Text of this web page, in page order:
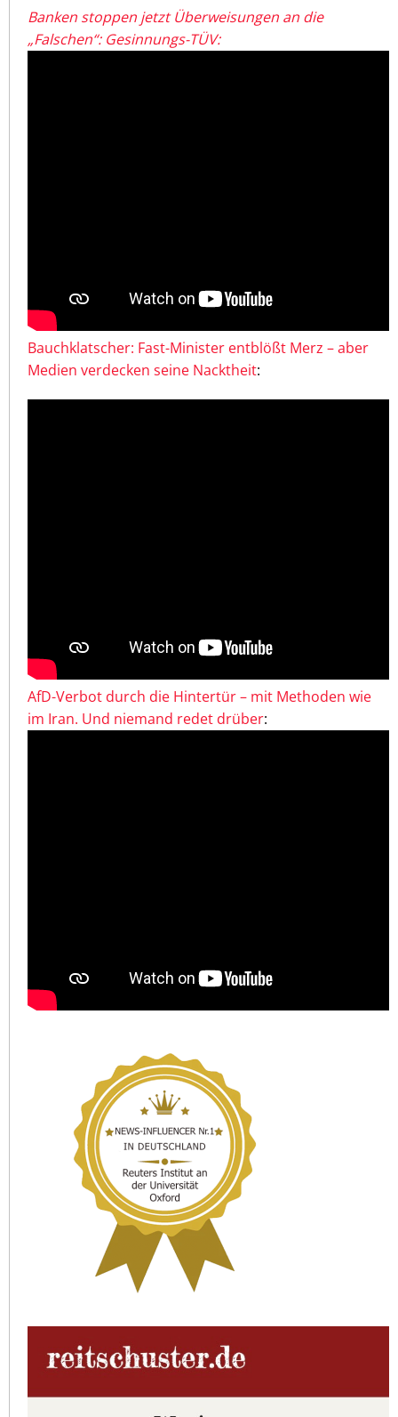
Banken stoppen jetzt Überweisungen an die
„Falschen“: Gesinnungs-TÜV:
Bauchklatscher: Fast-Minister entblößt Merz – aber
Medien verdecken seine Nacktheit:
AfD-Verbot durch die Hintertür – mit Methoden wie
im Iran. Und niemand redet drüber: